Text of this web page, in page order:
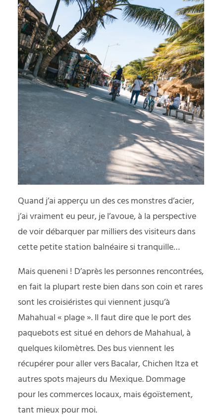
Quand j’ai apperçu un des ces monstres d’acier,
j’ai vraiment eu peur, je l’avoue, à la perspective
de voir débarquer par milliers des visiteurs dans
cette petite station balnéaire si tranquille…
Mais queneni ! D’après les personnes rencontrées,
en fait la plupart reste bien dans son coin et rares
sont les croisiéristes qui viennent jusqu’à
Mahahual « plage ». Il faut dire que le port des
paquebots est situé en dehors de Mahahual, à
quelques kilomètres. Des bus viennent les
récupérer pour aller vers Bacalar, Chichen Itza et
autres spots majeurs du Mexique. Dommage
pour les commerces locaux, mais égoïstement,
tant mieux pour moi.